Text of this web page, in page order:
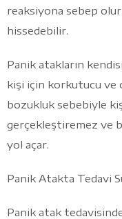
reaksiyona sebep
hissedebilir.
Panik atakların
kişi için korkutucu ve
bozukluk sebebiyle
gerçekleştiremez ve
yol açar.
Panik Atakta Tedavi
Panik atak